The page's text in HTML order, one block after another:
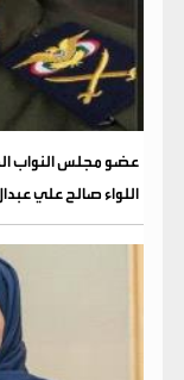
عضو مجلس النواب
اللواء صالح علي